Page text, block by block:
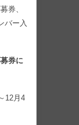
券、
バー入
券に
12月4